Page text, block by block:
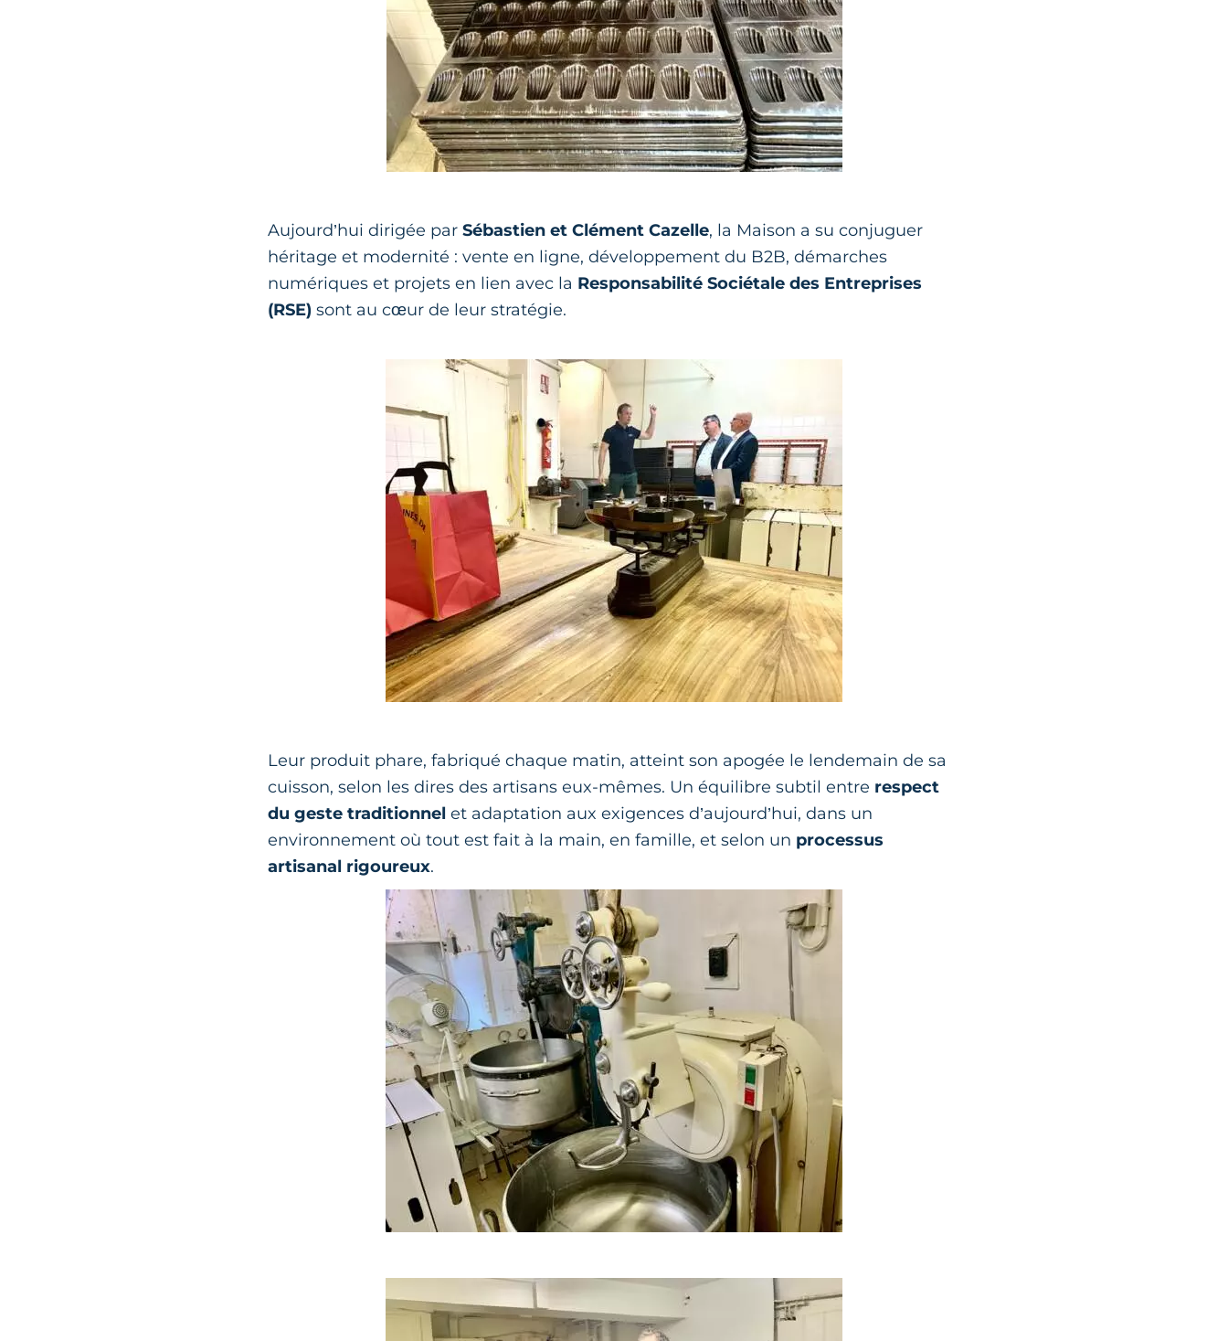
Aujourd’hui dirigée parSébastien et Clément Cazelle, la Maison a su conjuguer
héritage et modernité : vente en ligne, développement du B2B, démarches
numériques et projets en lien avec la Responsabilité Sociétale des Entreprises
(RSE) sont au cœur de leur stratégie.
Leur produit phare, fabriqué chaque matin, atteint son apogée le lendemain de sa
cuisson, selon les dires des artisans eux-mêmes. Un équilibre subtil entre respect
du geste traditionnel et adaptation aux exigences d’aujourd’hui, dans un
environnement où tout est fait à la main, en famille, et selon un processus
artisanal rigoureux.